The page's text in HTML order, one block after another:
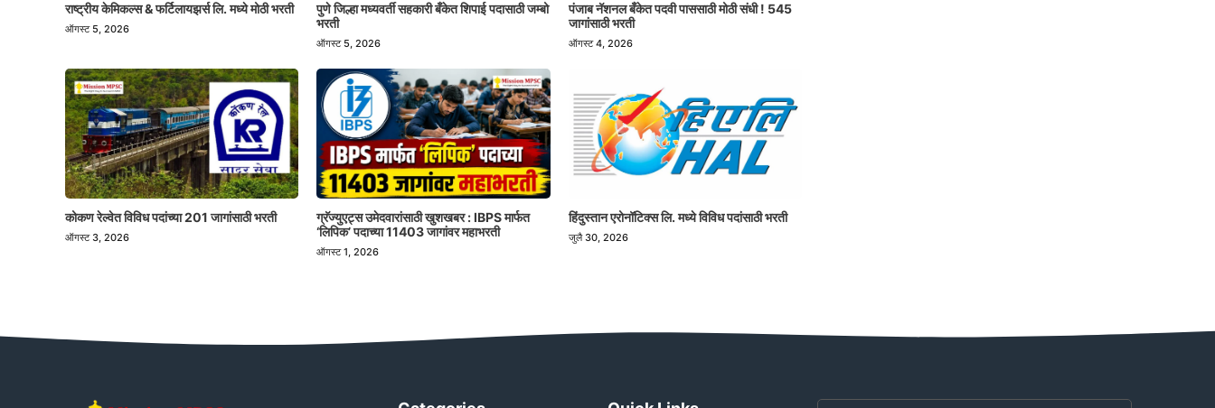
राष्ट्रीय केमिकल्स & फर्टिलायझर्स लि. मध्ये मोठी भरती
ऑगस्ट 5, 2026
पुणे जिल्हा मध्यवर्ती सहकारी बँकेत शिपाई पदासाठी जम्बो
भरती
ऑगस्ट 5, 2026
पंजाब नॅशनल बँकेत पदवी पाससाठी मोठी संधी ! 545
जागांसाठी भरती
ऑगस्ट 4, 2026
कोकण रेल्वेत विविध पदांच्या 201 जागांसाठी भरती
ऑगस्ट 3, 2026
ग्रॅज्युएट्स उमेदवारांसाठी खुशखबर : IBPS मार्फत
‘लिपिक’ पदाच्या 11403 जागांवर महाभरती
ऑगस्ट 1, 2026
हिंदुस्तान एरोनॉटिक्स लि. मध्ये विविध पदांसाठी भरती
जुलै 30, 2026